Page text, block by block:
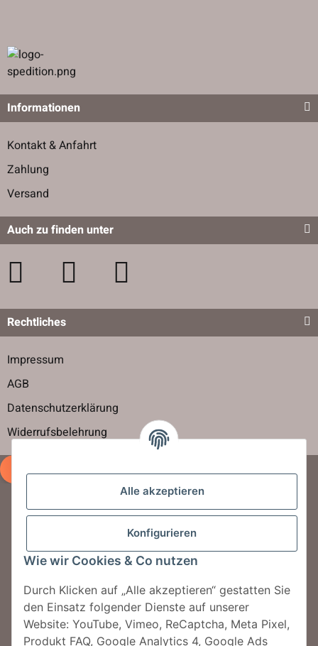
Alle akzeptieren
Konfigurieren
Wie wir Cookies & Co nutzen
Durch Klicken auf „Alle akzeptieren“ gestatten Sie
den Einsatz folgender Dienste auf unserer
Website: YouTube, Vimeo, ReCaptcha, Meta Pixel,
Produkt FAQ, Google Analytics 4, Google Ads
Informationen
Kontakt & Anfahrt
Zahlung
Versand
Auch zu finden unter
Rechtliches
Impressum
AGB
Datenschutzerklärung
Widerrufsbelehrung
Vertrag widerrufen
Newsletter abbonieren
Jetzt anmelden!
Jetzt für unseren Newsletter anmelden und
jeden Monat tolle Rabattaktionen erhalten.